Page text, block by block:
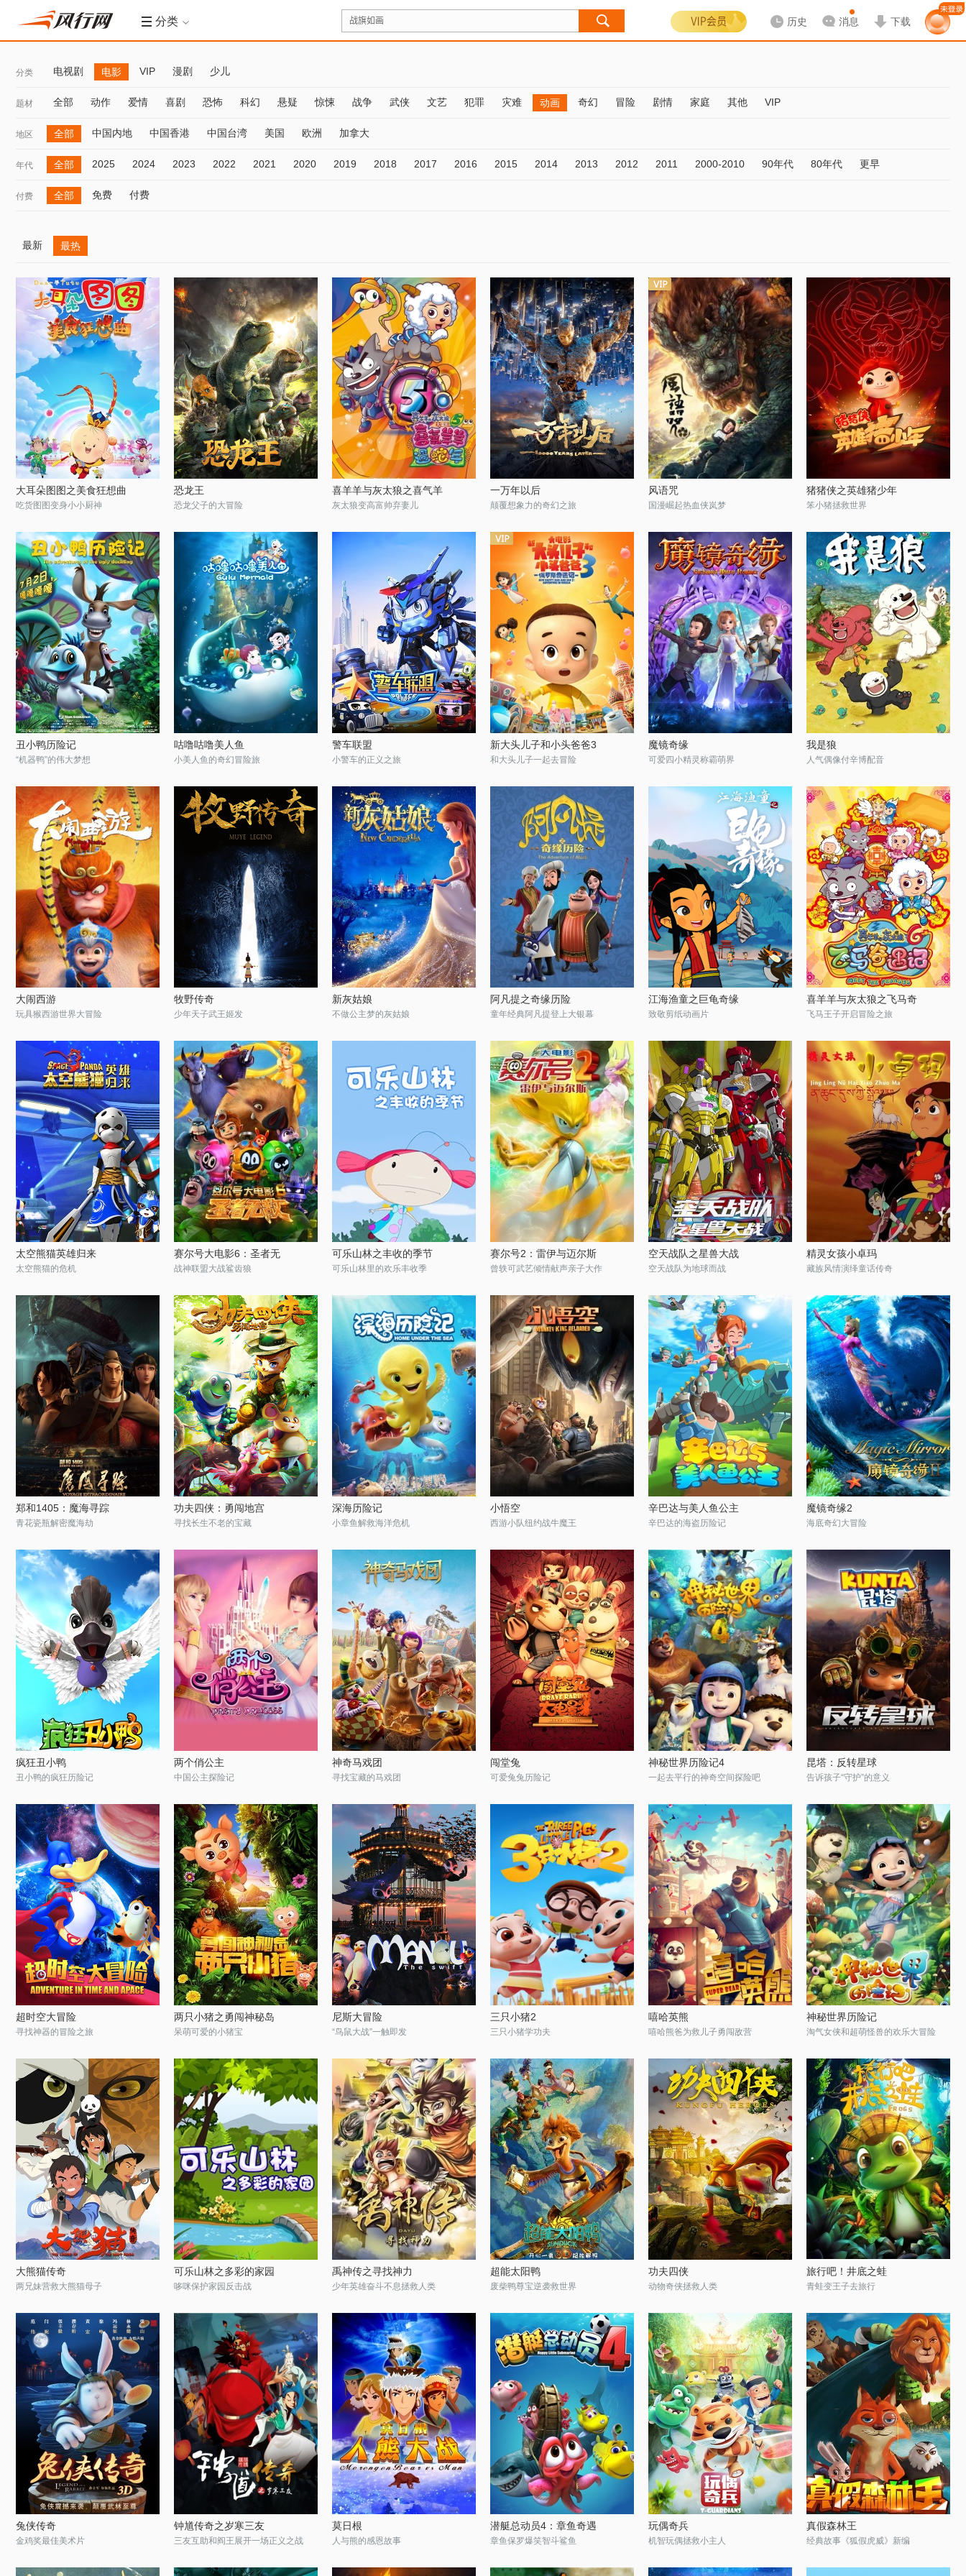
分类 历史 消息 下载
分类 电视剧 电影 VIP 漫剧 少儿
题材 全部 动作 爱情 喜剧 恐怖 科幻 悬疑 惊悚 战争 武侠 文艺 犯罪 灾难 动画 奇幻 冒险 剧情 家庭 其他 VIP
地区 全部 中国内地 中国香港 中国台湾 美国 欧洲 加拿大
年代 全部 2025 2024 2023 2022 2021 2020 2019 2018 2017 2016 2015 2014 2013 2012 2011 2000-2010 90年代 80年代 更早
付费 全部 免费 付费
最新 最热
大耳朵图图之美食狂想曲
吃货图图变身小小厨神
恐龙王
恐龙父子的大冒险
喜羊羊与灰太狼之喜气羊
灰太狼变高富帅弃妻儿
一万年以后
颠覆想象力的奇幻之旅
风语咒
国漫崛起热血侠岚梦
猪猪侠之英雄猪少年
笨小猪拯救世界
丑小鸭历险记
“机器鸭”的伟大梦想
咕噜咕噜美人鱼
小美人鱼的奇幻冒险旅
警车联盟
小警车的正义之旅
新大头儿子和小头爸爸3
和大头儿子一起去冒险
魔镜奇缘
可爱四小精灵称霸萌界
我是狼
人气偶像付辛博配音
大闹西游
玩具猴西游世界大冒险
牧野传奇
少年天子武王姬发
新灰姑娘
不做公主梦的灰姑娘
阿凡提之奇缘历险
童年经典阿凡提登上大银幕
江海渔童之巨龟奇缘
致敬剪纸动画片
喜羊羊与灰太狼之飞马奇
飞马王子开启冒险之旅
太空熊猫英雄归来
太空熊猫的危机
赛尔号大电影6：圣者无
战神联盟大战鲨齿狼
可乐山林之丰收的季节
可乐山林里的欢乐丰收季
赛尔号2：雷伊与迈尔斯
曾轶可武艺倾情献声亲子大作
空天战队之星兽大战
空天战队为地球而战
精灵女孩小卓玛
藏族风情演绎童话传奇
郑和1405：魔海寻踪
青花瓷瓶解密魔海劫
功夫四侠：勇闯地宫
寻找长生不老的宝藏
深海历险记
小章鱼解救海洋危机
小悟空
西游小队纽约战牛魔王
辛巴达与美人鱼公主
辛巴达的海盗历险记
魔镜奇缘2
海底奇幻大冒险
疯狂丑小鸭
丑小鸭的疯狂历险记
两个俏公主
中国公主探险记
神奇马戏团
寻找宝藏的马戏团
闯堂兔
可爱兔兔历险记
神秘世界历险记4
一起去平行的神奇空间探险吧
昆塔：反转星球
告诉孩子“守护”的意义
超时空大冒险
寻找神器的冒险之旅
两只小猪之勇闯神秘岛
呆萌可爱的小猪宝
尼斯大冒险
“鸟鼠大战”一触即发
三只小猪2
三只小猪学功夫
嘻哈英熊
嘻哈熊爸为救儿子勇闯敌营
神秘世界历险记
淘气女侠和超萌怪兽的欢乐大冒险
大熊猫传奇
两兄妹营救大熊猫母子
可乐山林之多彩的家园
哆咪保护家园反击战
禹神传之寻找神力
少年英雄奋斗不息拯救人类
超能太阳鸭
废柴鸭尊宝逆袭救世界
功夫四侠
动物奇侠拯救人类
旅行吧！井底之蛙
青蛙变王子去旅行
兔侠传奇
金鸡奖最佳美术片
钟馗传奇之岁寒三友
三友互助和阎王展开一场正义之战
莫日根
人与熊的感恩故事
潜艇总动员4：章鱼奇遇
章鱼保罗爆笑智斗鲨鱼
玩偶奇兵
机智玩偶拯救小主人
真假森林王
经典故事《狐假虎威》新编